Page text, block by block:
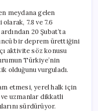
meydana gelen
7.8 ve 7.6
20 Şubat’ta
bir deprem ürettiğini
aktivite söz konusu
Türkiye’nin
olduğunu vurguladı.
etmesi, yerel halk için
uzmanlar dikkatli
sürdürüyor.